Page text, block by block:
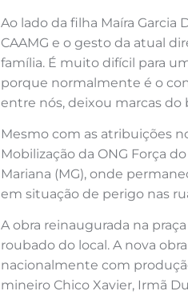
Ao lado da filha Maíra Garcia
CAAMG e o gesto da atual
família. É muito difícil para
porque normalmente é o
entre nós, deixou marcas do
Mesmo com as atribuições
Mobilização da ONG Força
Mariana (MG), onde
em situação de perigo nas
A obra reinaugurada na
roubado do local. A nova
nacionalmente com
mineiro Chico Xavier, Irmã